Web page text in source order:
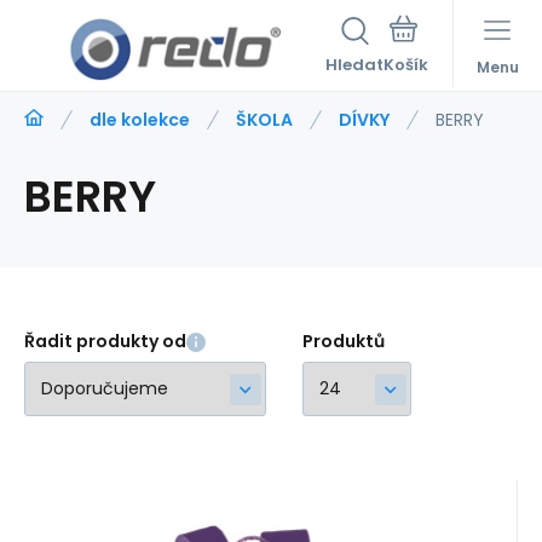
Hledat Menu
dle kolekce ŠKOLA DÍVKY BERRY
BERRY
Řadit produkty od Produktů